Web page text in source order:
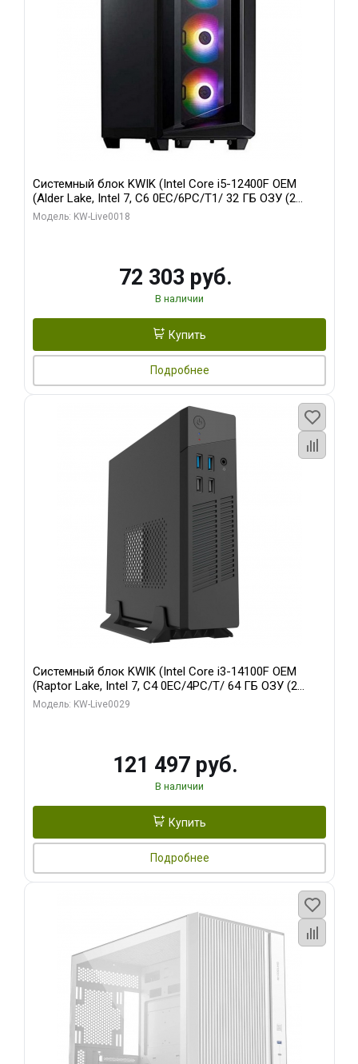
Системный блок KWIK (Intel Core i5-12400F OEM
(Alder Lake, Intel 7, C6 0EC/6PC/T1/ 32 ГБ ОЗУ (2
модуля)/ Ninja Sinotex GTX1660 SUPER 6GB GDDR6
Модель: KW-Live0018
72 303 руб.
В наличии
Купить
Подробнее
Системный блок KWIK (Intel Core i3-14100F OEM
(Raptor Lake, Intel 7, C4 0EC/4PC/T/ 64 ГБ ОЗУ (2
модуля)/ MSI RTX5060Ti SHADOW 2X OC PLUS 8GB
Модель: KW-Live0029
121 497 руб.
В наличии
Купить
Подробнее